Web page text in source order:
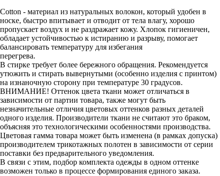
Cotton - материал из натуральных волокон, который удобен в
носке, быстро впитывает и отводит от тела влагу, хорошо
пропускает воздух и не раздражает кожу. Хлопок гигиеничен,
обладает устойчивостью к истиранию и разрыву, помогает
балансировать температуру для избегания
перегрева.
В стирке требует более бережного обращения. Рекомендуется
утюжить и стирать вывернутыми (особенно изделия с принтом)
на изнаночную сторону при температуре 30 градусов.
ВНИМАНИЕ! Оттенок цвета ткани может отличаться в
зависимости от партии товара, также могут быть
незначительные отличия цветовых оттенков разных деталей
одного изделия. Производители ткани не считают это браком,
объясняя это технологическими особенностями производства.
Цветовая гамма товара может быть изменена (в рамках допуска)
производителем трикотажных полотен в зависимости от серии
поставки без предварительного уведомления.
В связи с этим, подбор комплекта одежды в одном оттенке
возможен только в процессе формирования единого заказа.